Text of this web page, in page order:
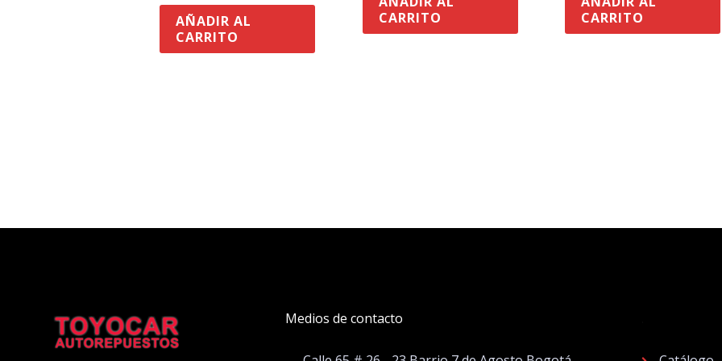
AÑADIR AL
CARRITO
CARRITO
CARRITO
Medios de contacto